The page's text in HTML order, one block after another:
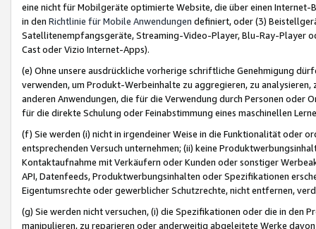
eine nicht für Mobilgeräte optimierte Website, die über einen
in den Richtlinie für Mobile Anwendungen definiert, oder (3)
Satellitenempfangsgeräte, Streaming-Video-Player, Blu-Ray-Player
Cast oder Vizio Internet-Apps).
(e) Ohne unsere ausdrückliche vorherige schriftliche Genehmigung
verwenden, um Produkt-Werbeinhalte zu aggregieren, zu
anderen Anwendungen, die für die Verwendung durch Personen
für die direkte Schulung oder Feinabstimmung eines maschinellen
(f) Sie werden (i) nicht in irgendeiner Weise in die Funktionalität oder
entsprechenden Versuch unternehmen; (ii) keine
Kontaktaufnahme mit Verkäufern oder Kunden oder sonstiger
API, Datenfeeds, Produktwerbungsinhalten oder Spezifikationen
Eigentumsrechte oder gewerblicher Schutzrechte, nicht entfernen,
(g) Sie werden nicht versuchen, (i) die Spezifikationen oder die in
manipulieren, zu reparieren oder anderweitig abgeleitete Werke